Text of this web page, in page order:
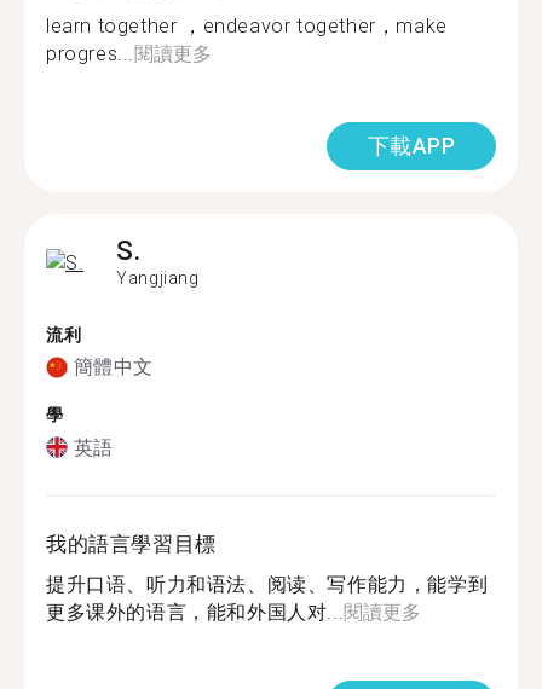
learn together ，endeavor together，make
progres... 閱讀更多
下載APP
S.
Yangjiang
流利
簡體中文
學
英語
我的語言學習目標
提升口语、听力和语法、阅读、写作能力，能学到
更多课外的语言，能和外国人对... 閱讀更多